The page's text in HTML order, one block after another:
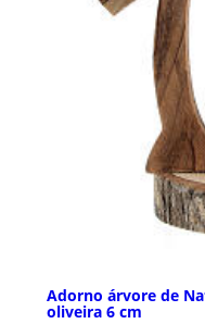
Adorno árvore de
oliveira 6 cm